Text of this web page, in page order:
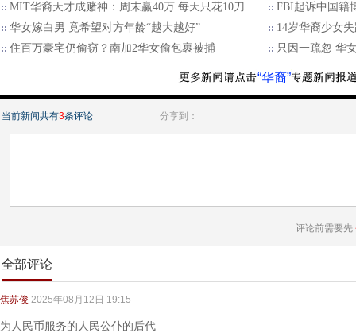
MIT华裔天才成赌神：周末赢40万 每天只花10刀
FBI起诉中国籍
华女嫁白男 竟希望对方年龄“越大越好”
14岁华裔少女
住百万豪宅仍偷窃？南加2华女偷包裹被捕
只因一疏忽 华
“华裔”
当前新闻共有3条评论 分享到：
评论前需要先
全部评论
焦苏俊 2025年08月12日 19:15
为人民币服务的人民公仆的后代